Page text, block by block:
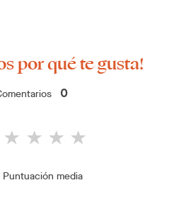
por qué te gusta!
0
Puntuación media